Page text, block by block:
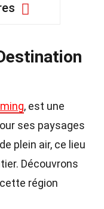
, est une
ses paysages
plein air, ce lieu
Découvrons
région